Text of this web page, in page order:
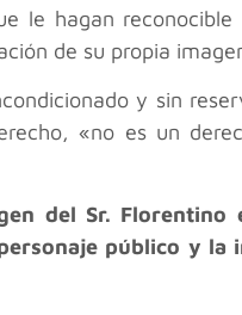
le hagan
de su propia
y sin
«no es un
del Sr.
público y la